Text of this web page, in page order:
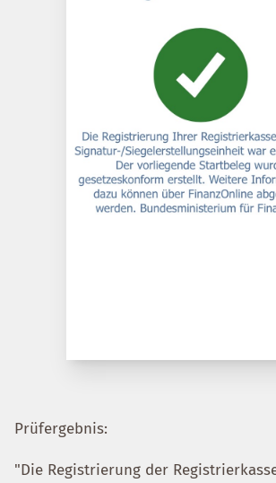
Prüfergebnis:
"Die Registrierung der